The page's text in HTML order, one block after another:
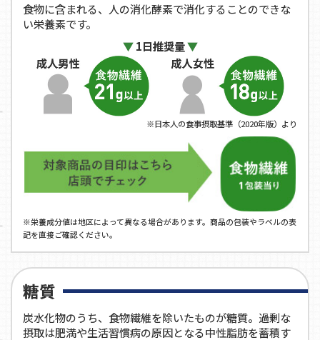
食物に含まれる、人の消化酵素で消化することのできな
い栄養素です。
1日推奨量
※日本人の食事摂取基準（2020年版）より
※栄養成分値は地区によって異なる場合があります。商品の包装やラベルの表
記を直接ご確認ください。
糖質
炭水化物のうち、食物繊維を除いたものが糖質。過剰な
摂取は肥満や生活習慣病の原因となる中性脂肪を蓄積す